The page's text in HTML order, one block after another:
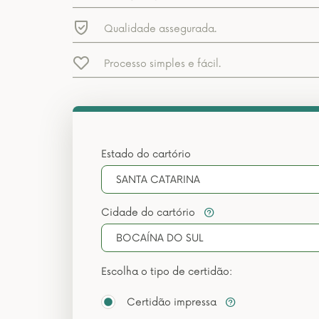
Qualidade assegurada.
Processo simples e fácil.
Estado do cartório
SANTA CATARINA
Cidade do cartório
BOCAÍNA DO SUL
Escolha o tipo de certidão:
Certidão impressa